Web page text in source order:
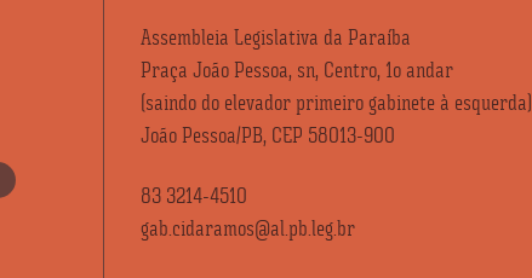
Assembleia Legislativa da Paraíba
Praça João Pessoa, sn, Centro, 1o andar
(saindo do elevador primeiro gabinete à esquerda)
João Pessoa/PB, CEP 58013-900
83 3214-4510
gab.cidaramos@al.pb.leg.br